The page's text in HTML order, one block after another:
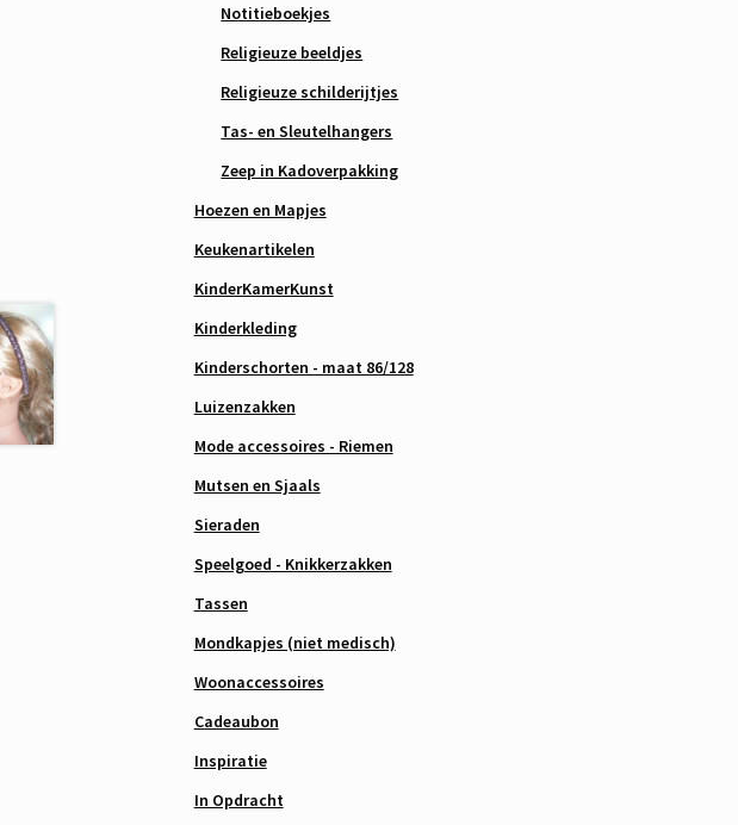
Notitieboekjes
Religieuze beeldjes
Religieuze schilderijtjes
Tas- en Sleutelhangers
Zeep in Kadoverpakking
Hoezen en Mapjes
Keukenartikelen
KinderKamerKunst
Kinderkleding
Kinderschorten - maat 86/128
Luizenzakken
Mode accessoires - Riemen
Mutsen en Sjaals
Sieraden
Speelgoed - Knikkerzakken
Tassen
Mondkapjes (niet medisch)
Woonaccessoires
Cadeaubon
Inspiratie
In Opdracht